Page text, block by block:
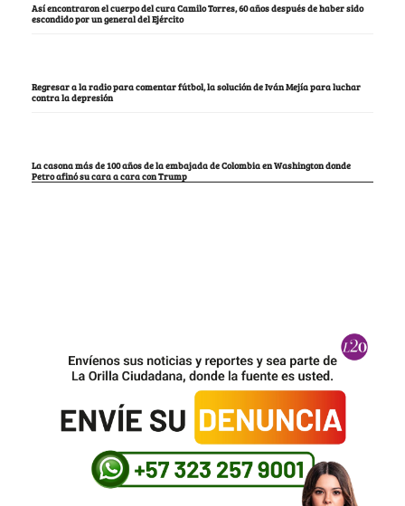
Así encontraron el cuerpo del cura Camilo Torres, 60 años después de haber sido
escondido por un general del Ejército
Regresar a la radio para comentar fútbol, la solución de Iván Mejía para luchar
contra la depresión
La casona más de 100 años de la embajada de Colombia en Washington donde
Petro afinó su cara a cara con Trump